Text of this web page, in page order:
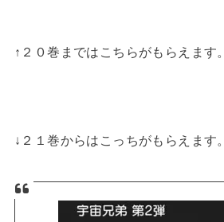
↑２０巻まではこちらがもらえます。
↓２１巻からはこっちがもらえます。